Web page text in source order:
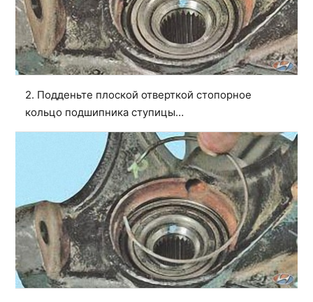
2. Подденьте плоской отверткой стопорное
кольцо подшипника ступицы…